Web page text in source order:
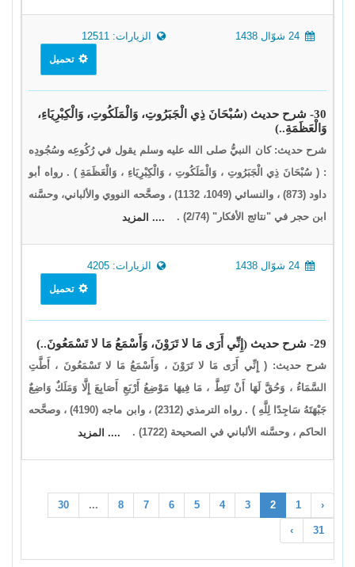
الزيارات: 12511
تحميل
30- شرح حديث (سُبْحَانَ ذِي الْجَبَرُوتِ، وَالْمَلَكُوتِ، وَالْكِبْرِيَاءِ،
وَالْعَظَمَةِ..)
شرح حديث: كان النبيُّ صلى الله عليه وسلم يقول في رُكُوعِه وسُجُودِه
: ( سُبْحَانَ ذِي الْجَبَرُوتِ ، وَالْمَلَكُوتِ ، وَالْكِبْرِيَاءِ ، وَالْعَظَمَةِ ) . رواه أبو
داود (873) ، والنسائي (1049، 1132) ، وصحَّحه النووي والألباني، وحسَّنه
ابن حجر في "نتائج الأفكار" (2/74) .
.... المزيد
الزيارات: 4205
تحميل
29- شرح حديث (إِنِّي أَرَى مَا لا تَرَوْنَ، وَأَسْمَعُ مَا لا تَسْمَعُونَ..)
شرح حديث: ( إِنِّي أَرَى مَا لا تَرَوْنَ ، وَأَسْمَعُ مَا لا تَسْمَعُونَ ، أَطَّتِ
السَّمَاءُ ، وَحُقَّ لَهَا أَنْ تَئِطَّ ، مَا فِيهَا مَوْضِعُ أَرْبَعِ أَصَابِعَ إِلَّا وَمَلَكٌ وَاضِعٌ
جَبْهَتَهُ سَاجِدًا لِلَّهِ ) . رواه الترمذي (2312) ، وابن ماجه (4190) ، وصحَّحه
الحاكم ، وحسَّنه الألباني في الصحيحة (1722) .
.... المزيد
‹
1
2
3
4
5
6
7
8
...
30
31
›